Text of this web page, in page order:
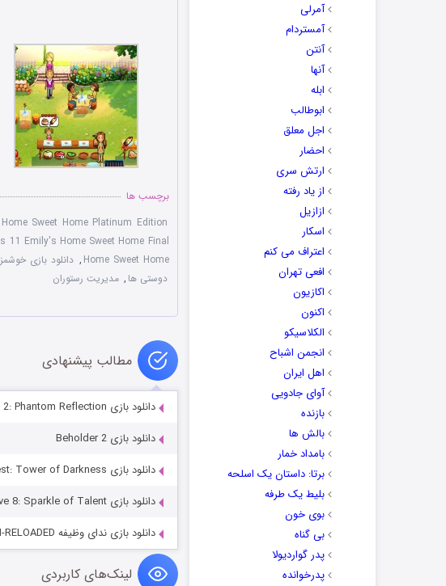
آمرلی
آمستردام
آنتن
آنها
ابله
ابوطالب
اجل معلق
احضار
ارتش سری
از یاد رفته
ازازیل
اسکار
اعتراف می کنم
افعی تهران
اکازیون
اکنون
الکلاسیکو
انجمن اشباح
اهل ایران
آوای جادویی
بازنده
بالش ها
بامداد خمار
برتا: داستان یک اسلحه
بلیط یک‌‌ طرفه
بوی خون
بی گناه
پدر گواردیولا
پدرخوانده
برچسب ها
Sweet Home Platinum Edition
11 Emily's Home Sweet Home Final
Home Sweet Home
, دانلود بازی
دوستی ها , مدیریت رستوران
مطالب پیشنهادی
دانلود بازی Ominous Objects 2: Phantom Reflection
دانلود بازی Beholder 2
دانلود بازی Queen’s Quest: Tower of Darkness
دانلود بازی Immortal Love 8: Sparkle of Talent
دانلود بازی ندای وظیفه Call of Duty WWII-RELOADED
لینک‌های کاربردی